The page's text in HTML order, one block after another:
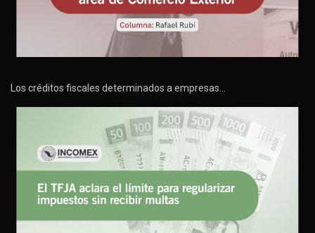
Los créditos fiscales determinados a empresas…